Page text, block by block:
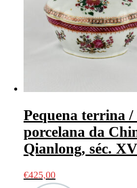
Pequena terrina /
porcelana da
Qianlong, séc.
€425,00